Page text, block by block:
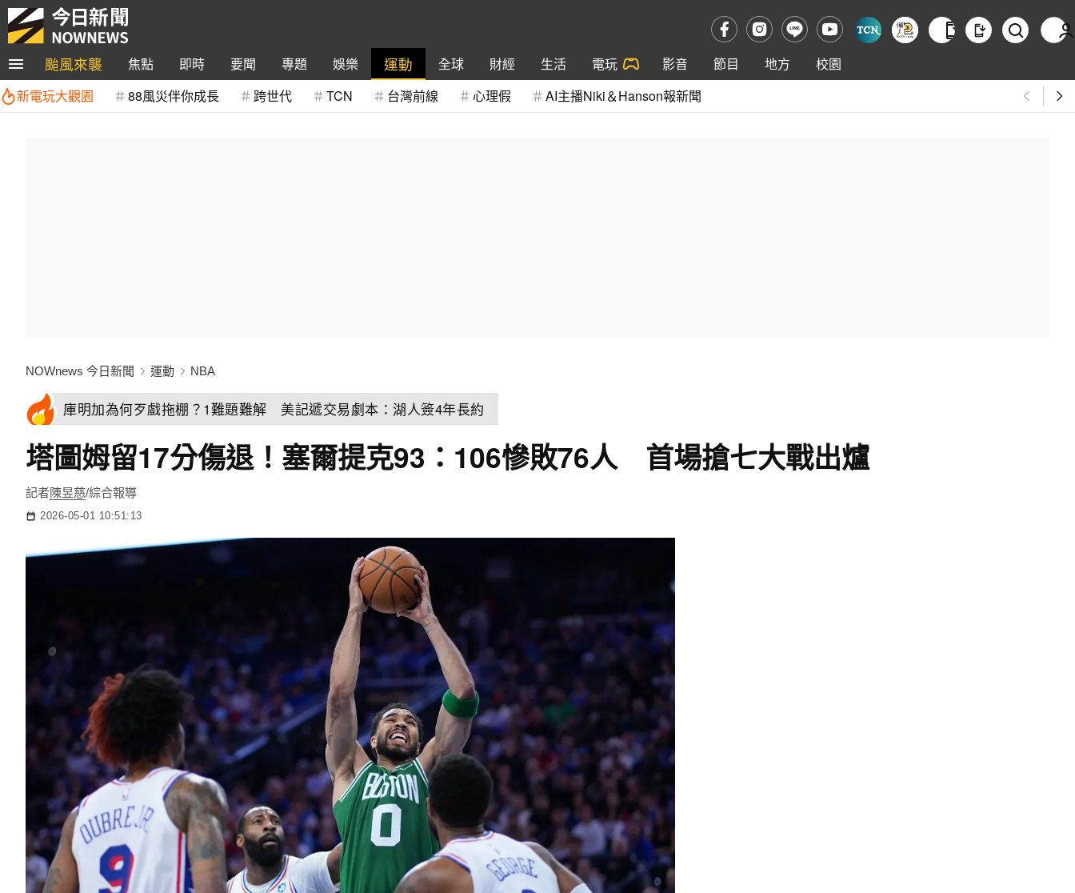
颱風來襲 焦點 即時 要聞 專題 娛樂 運動 全球 財經 生活 電玩 影音 節目 地方
校園
新電玩大觀園
88風災伴你成長 跨世代 TCN 台灣前線 心理假 AI主播Niki＆Hanson報新聞
NOWnews 今日新聞 運動 NBA
庫明加為何歹戲拖棚？1難題難解 美記遞交易劇本：湖人簽4年長約
塔圖姆留17分傷退！塞爾提克93：106慘敗76人 首場搶七大戰出爐
記者陳昱慈/綜合報導
2026-05-01 10:51:13